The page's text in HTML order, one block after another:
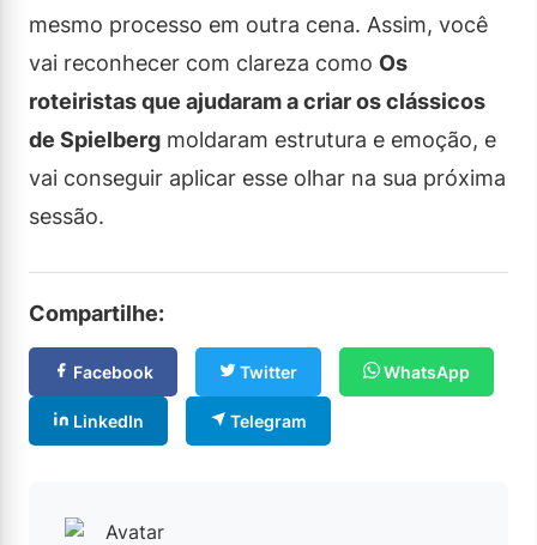
mesmo processo em outra cena. Assim, você
vai reconhecer com clareza como Os
roteiristas que ajudaram a criar os clássicos
de Spielberg moldaram estrutura e emoção, e
vai conseguir aplicar esse olhar na sua próxima
sessão.
Compartilhe:
Facebook Twitter WhatsApp
LinkedIn Telegram